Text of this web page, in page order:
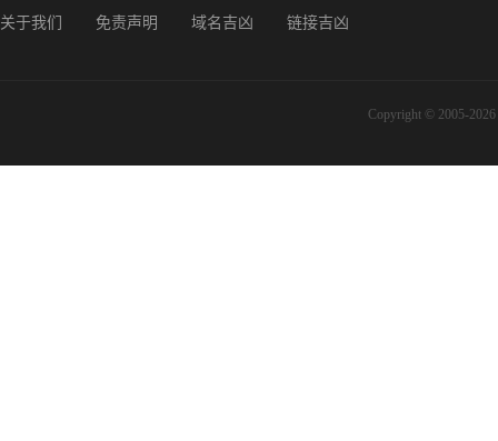
关于我们 免责声明 域名吉凶 链接吉凶
Copyright © 2005-